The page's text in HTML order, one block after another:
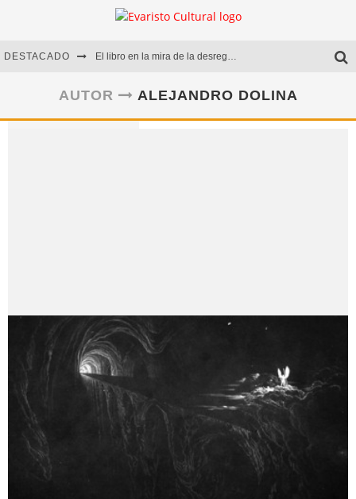
DESTACADO El libro en la mira de la desregulación
Marcelo Rubio | El llovedor
Diego Meret | Hotel Acapulco
AUTOR ALEJANDRO DOLINA